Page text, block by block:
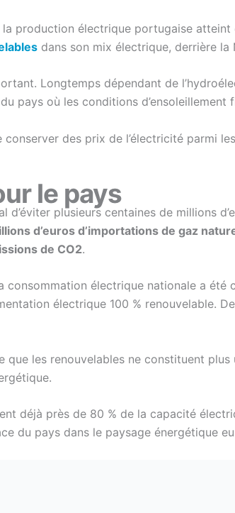
production électrique portugaise atteint
dans son mix électrique, derrière la
Longtemps dépendant de
où les conditions d’ensoleillement
des prix de l’électricité parmi
le pays
d’éviter plusieurs centaines de millions
d’euros d’importations de gaz
de CO2.
électrique nationale a été
électrique 100 % renouvelable.
les renouvelables ne constituent
déjà près de 80 % de la capacité
du pays dans le paysage énergétique